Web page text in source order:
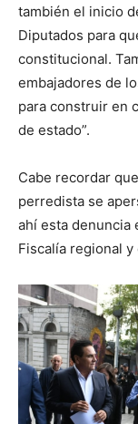
también el inicio
Diputados para
constitucional.
embajadores de
para construir en
de estado”.
Cabe recordar
perredista se
ahí esta denuncia
Fiscalía regional